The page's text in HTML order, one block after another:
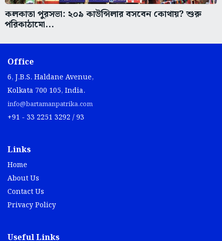
কলকাতা পুরসভা: ২০৯ কাউন্সিলার বসবেন কোথায়? শুরু
পরিকাঠামো...
Office
6, J.B.S. Haldane Avenue,
Kolkata 700 105, India.
info@bartamanpatrika.com
+91 - 33 2251 3292 / 93
Links
Home
About Us
Contact Us
Privacy Policy
Useful Links